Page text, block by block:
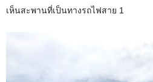
เห็นสะพานที่เป็นทางรถไฟสาย 1